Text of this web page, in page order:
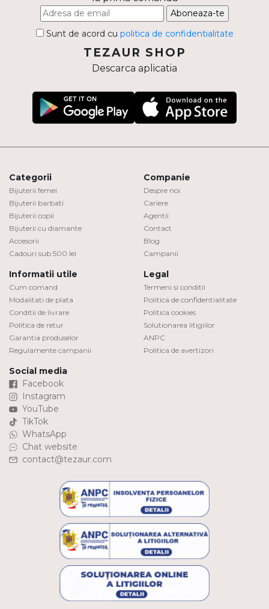
Aboneaza-te
Sunt de acord cu politica de confidentialitate
TEZAUR SHOP
Descarca aplicatia
Categorii
Bijuterii femei
Bijuterii barbati
Bijuterii copii
Bijuterii cu diamante
Accesorii
Cadouri sub 500 lei
Companie
Despre noi
Cariere
Agentii
Contact
Blog
Campanii
Informatii utile
Cum comand
Modalitati de plata
Conditii de livrare
Politica de retur
Garantia produselor
Regulamente campanii
Legal
Termeni si conditii
Politica de confidentialitate
Politica cookies
Solutionarea litigiilor
ANPC
Politica de avertizori
Social media
Facebook
Instagram
YouTube
TikTok
WhatsApp
Chat website
contact@tezaur.com